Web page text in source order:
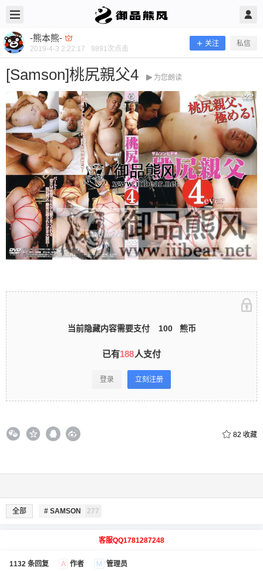
-熊本熊-
2019-4-3 2:22:17 9891次点击
关注 私信
[Samson]桃尻親父4 为您朗读
当前隐藏内容需要支付 100 熊币
已有188人支付
登录 立刻注册
82 收藏
全部 # SAMSON 277
-熊本熊- @ 御品熊风 2019/4/03
[Samson]桃尻親父4
当前隐藏内容需要支付100熊币 已有188人支付 登
客服QQ1781287248
1132 条回复 A 作者 M 管理员